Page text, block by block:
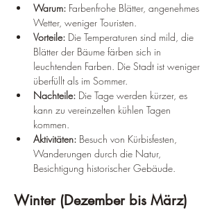
Warum: Farbenfrohe Blätter, angenehmes
Wetter, weniger Touristen.
Vorteile: Die Temperaturen sind mild, die
Blätter der Bäume färben sich in
leuchtenden Farben. Die Stadt ist weniger
überfüllt als im Sommer.
Nachteile: Die Tage werden kürzer, es
kann zu vereinzelten kühlen Tagen
kommen.
Aktivitäten: Besuch von Kürbisfesten,
Wanderungen durch die Natur,
Besichtigung historischer Gebäude.
Winter (Dezember bis März)